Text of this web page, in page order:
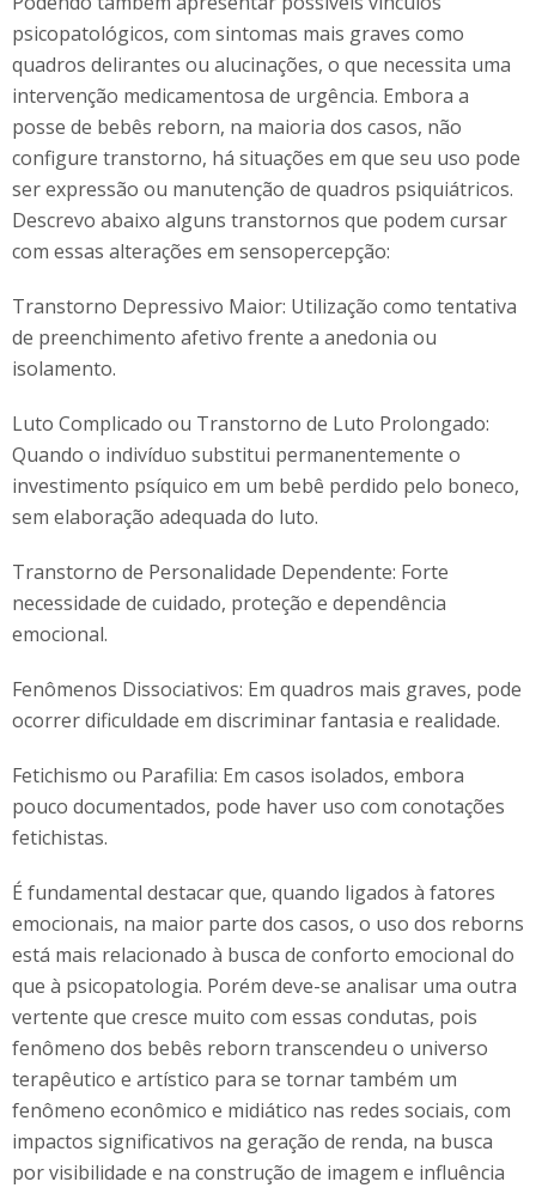
psicopatológicos, com sintomas mais graves como
quadros delirantes ou alucinações, o que necessita uma
intervenção medicamentosa de urgência. Embora a
posse de bebês reborn, na maioria dos casos, não
configure transtorno, há situações em que seu uso pode
ser expressão ou manutenção de quadros psiquiátricos.
Descrevo abaixo alguns transtornos que podem cursar
com essas alterações em sensopercepção:
Transtorno Depressivo Maior: Utilização como tentativa
de preenchimento afetivo frente a anedonia ou
isolamento.
Luto Complicado ou Transtorno de Luto Prolongado:
Quando o indivíduo substitui permanentemente o
investimento psíquico em um bebê perdido pelo boneco,
sem elaboração adequada do luto.
Transtorno de Personalidade Dependente: Forte
necessidade de cuidado, proteção e dependência
emocional.
Fenômenos Dissociativos: Em quadros mais graves, pode
ocorrer dificuldade em discriminar fantasia e realidade.
Fetichismo ou Parafilia: Em casos isolados, embora
pouco documentados, pode haver uso com conotações
fetichistas.
É fundamental destacar que, quando ligados à fatores
emocionais, na maior parte dos casos, o uso dos reborns
está mais relacionado à busca de conforto emocional do
que à psicopatologia. Porém deve-se analisar uma outra
vertente que cresce muito com essas condutas, pois
fenômeno dos bebês reborn transcendeu o universo
terapêutico e artístico para se tornar também um
fenômeno econômico e midiático nas redes sociais, com
impactos significativos na geração de renda, na busca
por visibilidade e na construção de imagem e influência